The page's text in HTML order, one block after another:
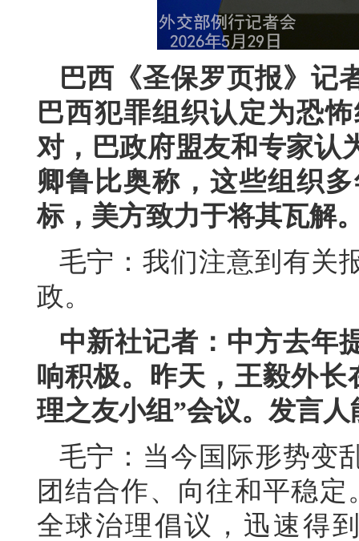
巴西《圣保罗页报》记
巴西犯罪组织认定为恐
对，巴政府盟友和专家认
卿鲁比奥称，这些组织
标，美方致力于将其瓦解
毛宁：我们注意到有关
政。
中新社记者：中方去年
响积极。昨天，王毅外
理之友小组”会议。发言
毛宁：当今国际形势变
团结合作、向往和平稳
全球治理倡议，迅速得